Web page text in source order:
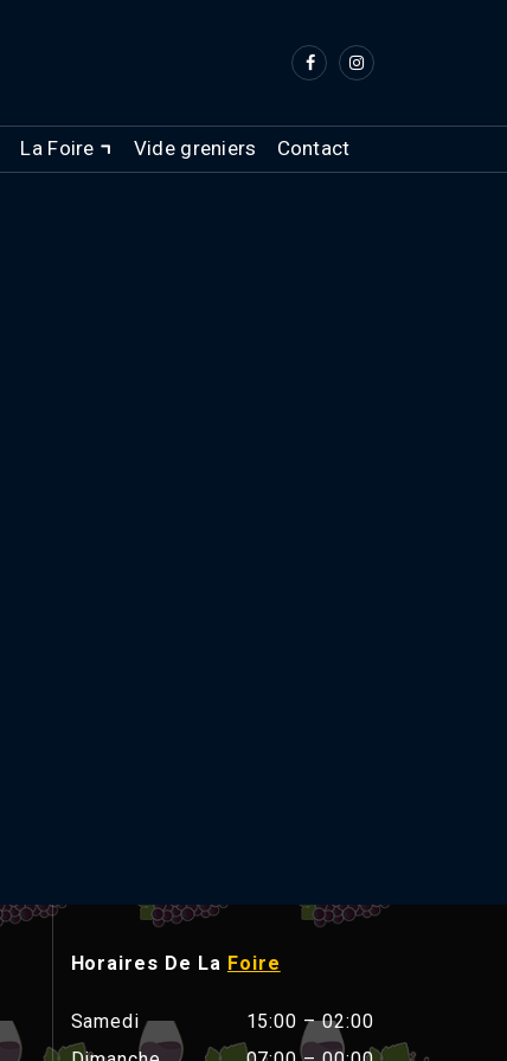
La Foire Vide greniers Contact
Horaires De La Foire
Samedi
15:00 – 02:00